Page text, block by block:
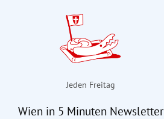
Jeden Freitag
Wien in 5 Minuten Newsletter